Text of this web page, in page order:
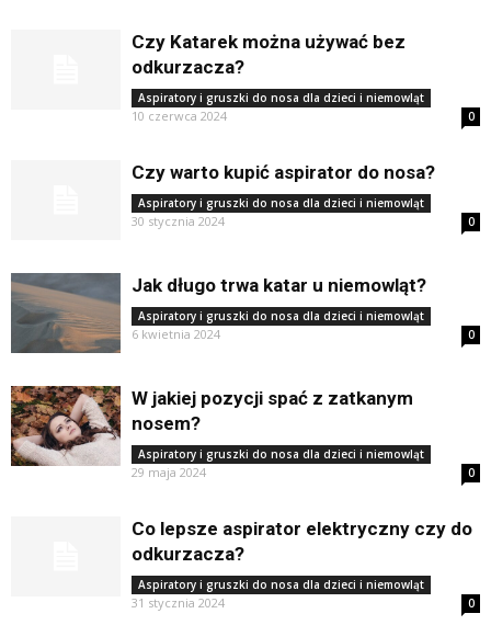
Czy Katarek można używać bez
odkurzacza?
Aspiratory i gruszki do nosa dla dzieci i niemowląt
10 czerwca 2024 0
Czy warto kupić aspirator do nosa?
Aspiratory i gruszki do nosa dla dzieci i niemowląt
30 stycznia 2024 0
Jak długo trwa katar u niemowląt?
Aspiratory i gruszki do nosa dla dzieci i niemowląt
6 kwietnia 2024 0
W jakiej pozycji spać z zatkanym
nosem?
Aspiratory i gruszki do nosa dla dzieci i niemowląt
29 maja 2024 0
Co lepsze aspirator elektryczny czy do
odkurzacza?
Aspiratory i gruszki do nosa dla dzieci i niemowląt
31 stycznia 2024 0